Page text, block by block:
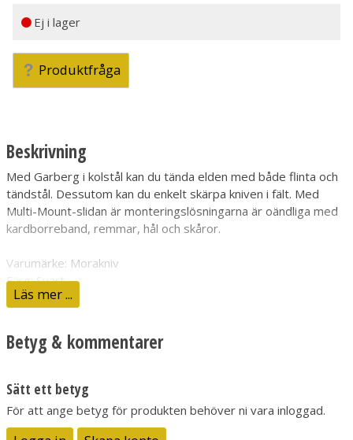
Ej i lager
Produktfråga
Beskrivning
Med Garberg i kolstål kan du tända elden med både flinta och
tändstål. Dessutom kan du enkelt skärpa kniven i fält. Med
Multi-Mount-slidan är monteringslösningarna är oändliga med
kardborreband, remmar, hål och skåror.
Varumärke: Morakniv
Färg: Svart
Användningsområde: Allround, Bushcraft, Friluftsliv
Knivserie: Garberg
Ståltyp: Kolstål
Bladlängd: 109 mm
Bladtjocklek: 3,2 mm
Tändstålsanpassad: Ja
MOLLE-kompatibel: Ja
Läs mer ...
Betyg & kommentarer
Sätt ett betyg
För att ange betyg för produkten behöver ni vara inloggad.